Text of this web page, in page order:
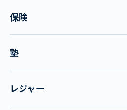
保険
塾
レジャー